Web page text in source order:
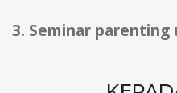
3. Seminar